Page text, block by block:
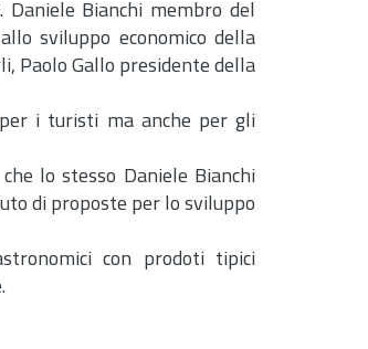
Daniele Bianchi membro del
sviluppo economico della
Paolo Gallo presidente della
i turisti ma anche per gli
lo stesso Daniele Bianchi
di proposte per lo sviluppo
con prodoti tipici